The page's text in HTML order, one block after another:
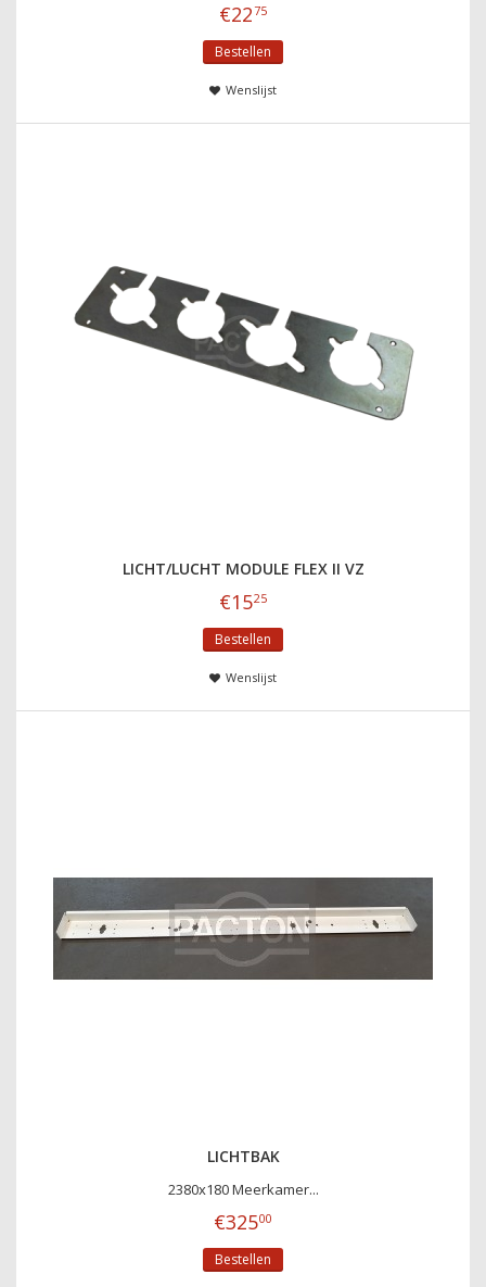
€2275
Bestellen
Wenslijst
LICHT/LUCHT MODULE FLEX II VZ
€1525
Bestellen
Wenslijst
LICHTBAK
2380x180 Meerkamer...
€32500
Bestellen